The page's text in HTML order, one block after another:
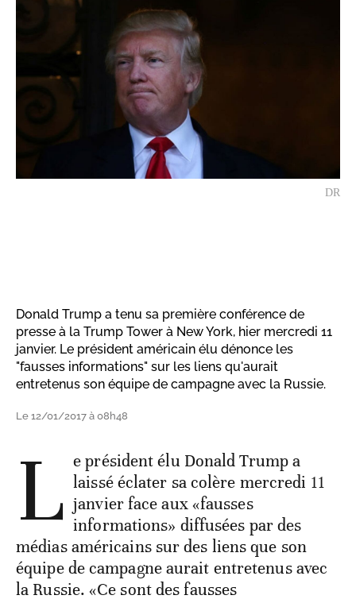
DR
Donald Trump a tenu sa première conférence de
presse à la Trump Tower à New York, hier mercredi 11
janvier. Le président américain élu dénonce les
"fausses informations" sur les liens qu'aurait
entretenus son équipe de campagne avec la Russie.
Le 12/01/2017 à 08h48
L e président élu Donald Trump a
laissé éclater sa colère mercredi 11
janvier face aux «fausses
informations» diffusées par des
médias américains sur des liens que son
équipe de campagne aurait entretenus avec
la Russie. «Ce sont des fausses